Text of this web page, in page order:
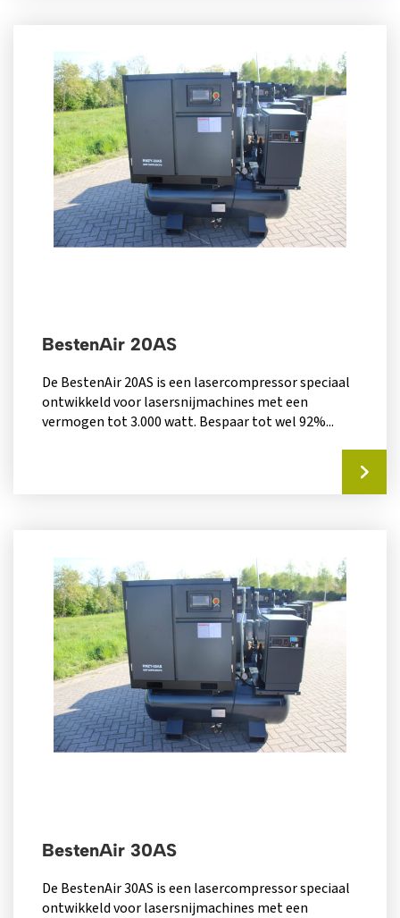
BestenAir 20AS
De BestenAir 20AS is een lasercompressor speciaal
ontwikkeld voor lasersnijmachines met een
vermogen tot 3.000 watt. Bespaar tot wel 92%...
BestenAir 30AS
De BestenAir 30AS is een lasercompressor speciaal
ontwikkeld voor lasersnijmachines met een